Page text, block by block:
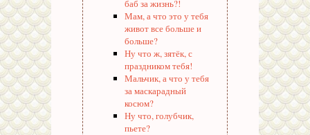
баб за жизнь?!
Мам, а что это у тебя
живот все больше и
больше?
Ну что ж, зятёк, с
праздником тебя!
Мальчик, а что у тебя
за маскарадный
косюм?
Ну что, голубчик,
пьете?